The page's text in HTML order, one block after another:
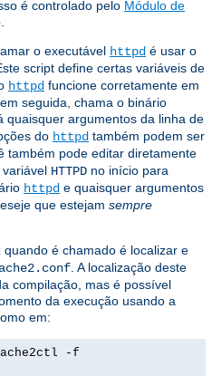
é controlado pelo Módulo de
o executável httpd é usar o
script define certas variáveis ​​de
httpd funcione corretamente em
seguida, chama o binário
quaisquer argumentos da linha de
do httpd também podem ser
também pode editar diretamente
HTTPD no início para
httpd e quaisquer argumentos
que estejam sempre
quando é chamado é localizar e
. A localização deste
compilação, mas é possível
da execução usando a
em:
-f